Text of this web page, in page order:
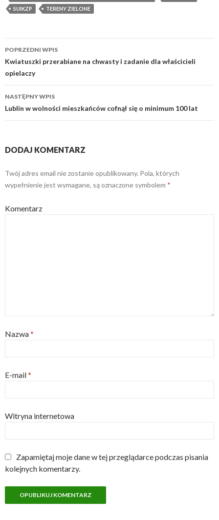
SUIKZP TERENY ZIELONE
Zobacz
wpisy
POPRZEDNI WPIS
Kwiatuszki przerabiane na chwasty i zadanie dla właścicieli
opielaczy
NASTĘPNY WPIS
Lublin w wolności mieszkańców cofnął się o minimum 100 lat
DODAJ KOMENTARZ
Twój adres email nie zostanie opublikowany. Pola, których
wypełnienie jest wymagane, są oznaczone symbolem *
Komentarz
Nazwa*
E-mail*
Witryna internetowa
Zapamiętaj moje dane w tej przeglądarce podczas pisania
kolejnych komentarzy.